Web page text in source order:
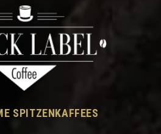
SPITZENKAFFEES